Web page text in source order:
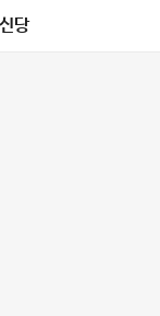
당